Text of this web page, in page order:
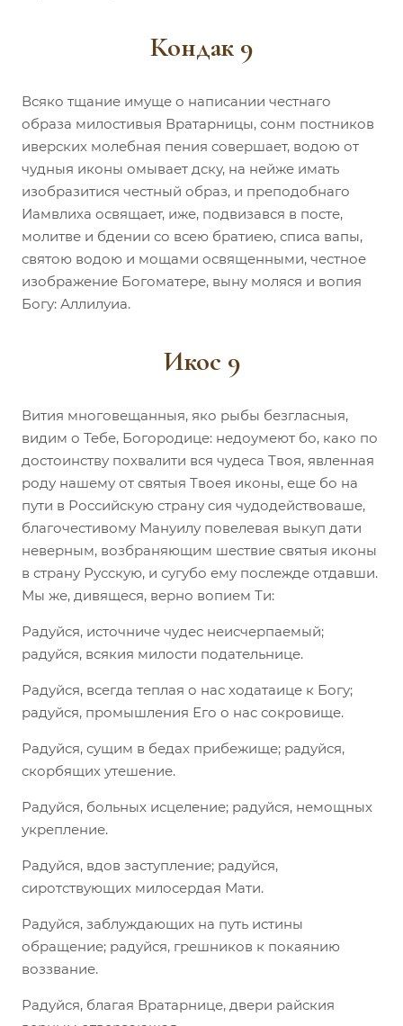
Кондак 9
Всяко тщание имуще о написании честнаго
образа милостивыя Вратарницы, сонм постников
иверских молебная пения совершает, водою от
чудныя иконы омывает дску, на нейже имать
изобразитися честный образ, и преподобнаго
Иамвлиха освящает, иже, подвизався в посте,
молитве и бдении со всею братиею, списа вапы,
святою водою и мощами освященными, честное
изображение Богоматере, выну моляся и вопия
Богу: Аллилуиа.
Икос 9
Вития многовещанныя, яко рыбы безгласныя,
видим о Тебе, Богородице: недоумеют бо, како по
достоинству похвалити вся чудеса Твоя, явленная
роду нашему от святыя Твоея иконы, еще бо на
пути в Российскую страну сия чудодействоваше,
благочестивому Мануилу повелевая выкуп дати
неверным, возбраняющим шествие святыя иконы
в страну Русскую, и сугубо ему послежде отдавши.
Мы же, дивящеся, верно вопием Ти:
Радуйся, источниче чудес неисчерпаемый;
радуйся, всякия милости подательнице.
Радуйся, всегда теплая о нас ходатаице к Богу;
радуйся, промышления Его о нас сокровище.
Радуйся, сущим в бедах прибежище; радуйся,
скорбящих утешение.
Радуйся, больных исцеление; радуйся, немощных
укрепление.
Радуйся, вдов заступление; радуйся,
сиротствующих милосердая Мати.
Радуйся, заблуждающих на путь истины
обращение; радуйся, грешников к покаянию
воззвание.
Радуйся, благая Вратарнице, двери райския